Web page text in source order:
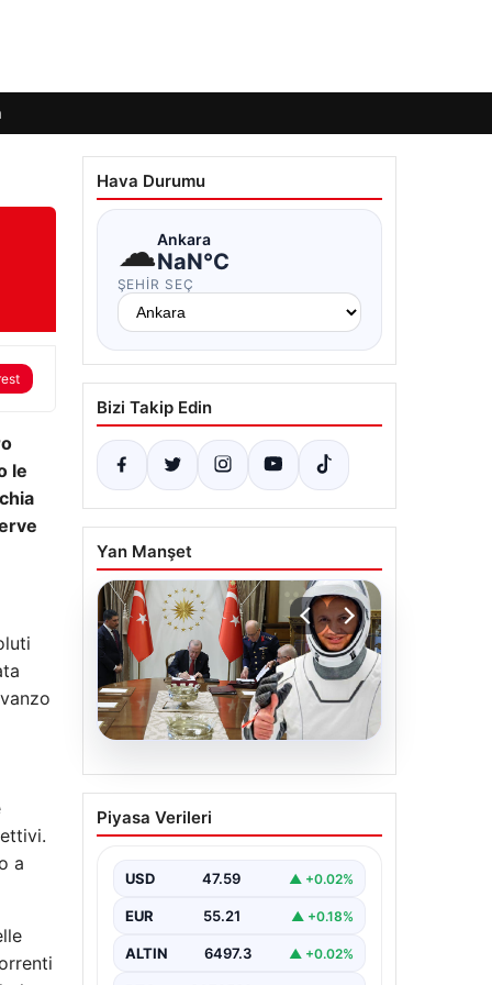
le
a
Hava Durumu
☁Ankara
NaN°C
ŞEHIR SEÇ
Bizi Takip Edin
Yan Manşet